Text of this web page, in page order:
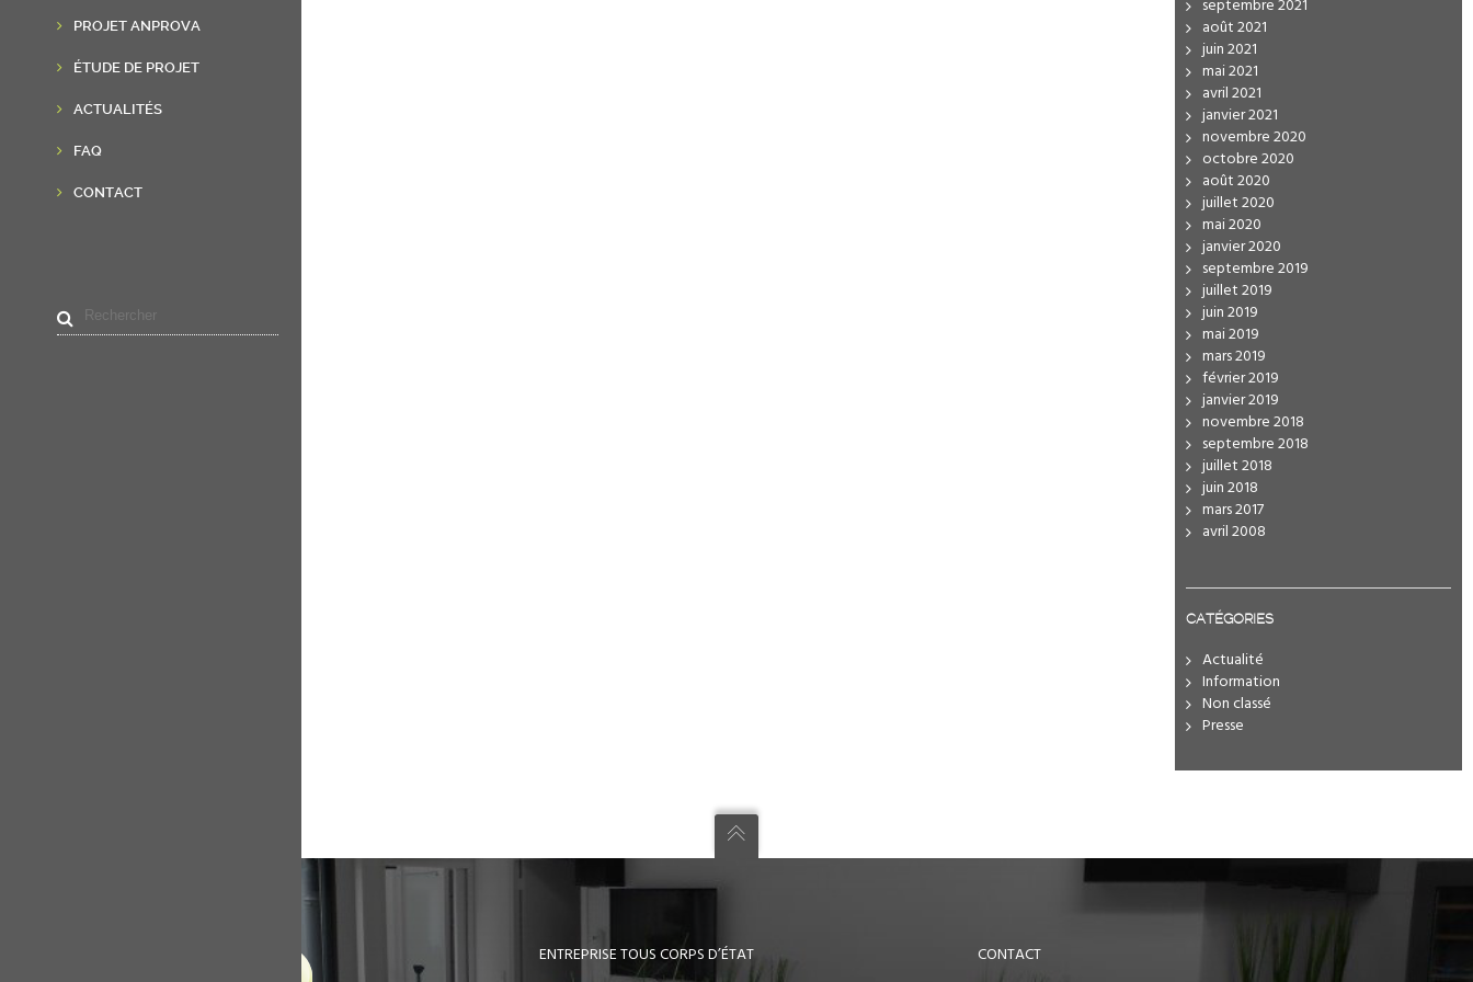
PROJET ANPROVA
ÉTUDE DE PROJET
ACTUALITÉS
FAQ
CONTACT
septembre 2021
août 2021
juin 2021
mai 2021
avril 2021
janvier 2021
novembre 2020
octobre 2020
août 2020
juillet 2020
mai 2020
janvier 2020
septembre 2019
juillet 2019
juin 2019
mai 2019
mars 2019
février 2019
janvier 2019
novembre 2018
septembre 2018
juillet 2018
juin 2018
mars 2017
avril 2008
CATÉGORIES
Actualité
Information
Non classé
Presse
ENTREPRISE TOUS CORPS D’ÉTAT CONTACT